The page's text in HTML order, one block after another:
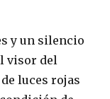
y un silencio
visor del
luces rojas